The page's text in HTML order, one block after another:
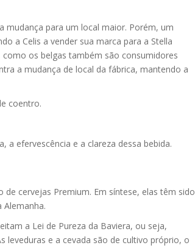
mudança para um local maior. Porém, um
a Celis a vender sua marca para a Stella
os belgas também são consumidores
a mudança de local da fábrica, mantendo a
coentro.
a efervescência e a clareza dessa bebida.
de cervejas Premium. Em síntese, elas têm sido
Alemanha.
a Lei de Pureza da Baviera, ou seja,
leveduras e a cevada são de cultivo próprio, o